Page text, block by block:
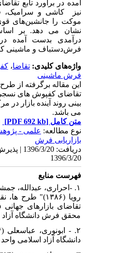
آمده در برآورد تابع
نیز کاشی و سرامیک،
موکت را جانشین‌های
نشان می دهد. بر
درآمدی بدست آمده در
فرش‌دستباف و ماشینی
واژه‌های کلیدی:تقاضا،
فرش ماشینی
این مقاله برگرفته از طرح
تقاضای کفپوش های
بینی روند آینده بازار در
می باشد.
متن کامل[PDF 692 kb]
نوع مطالعه:علمی -
بازاریابی فرش
1396/3/20
فهرست منابع
۱. -احراری، عبدالله،
رویا (۱۳۸۶)" طرح
تقاضای بازارهای جهانی
محقق فرش دانشگاه آزاد
دانشگاه آزاد اسلامی